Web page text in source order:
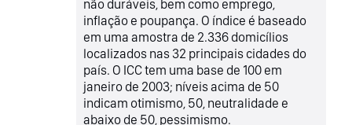
não duráveis, bem como emprego,
inflação e poupança. O índice é baseado
em uma amostra de 2.336 domicílios
localizados nas 32 principais cidades do
país. O ICC tem uma base de 100 em
janeiro de 2003; níveis acima de 50
indicam otimismo, 50, neutralidade e
abaixo de 50, pessimismo.